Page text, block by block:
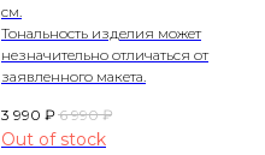
см.
Тональность изделия может
незначительно отличаться от
заявленного макета.
3 990 ₽ 6 990 ₽
Out of stock